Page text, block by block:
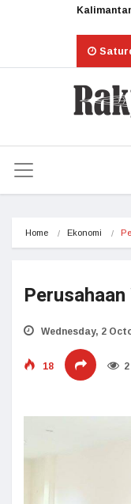
Home Ekonomi
Wednesday, 2
18